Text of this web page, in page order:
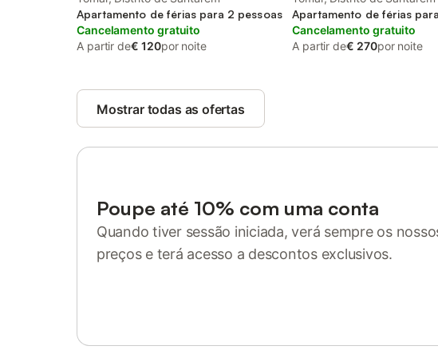
Apartamento de férias para 2 pessoas
Cancelamento gratuito
A partir de€ 120por noite
Apartamento de férias
Cancelamento gratuito
A partir de€ 270por noite
Mostrar todas as ofertas
Poupe até 10% com uma conta
Quando tiver sessão iniciada, verá sempre os
preços e terá acesso a descontos exclusivos.